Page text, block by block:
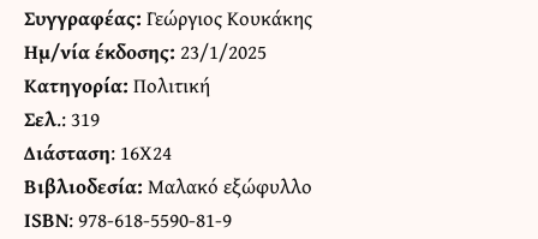
Συγγραφέας: Γεώργιος Κουκάκης
Ημ/νία έκδοσης: 23/1/2025
Κατηγορία: Πολιτική
Σελ.: 319
Διάσταση: 16Χ24
Βιβλιοδεσία: Μαλακό εξώφυλλο
ISBN: 978-618-5590-81-9